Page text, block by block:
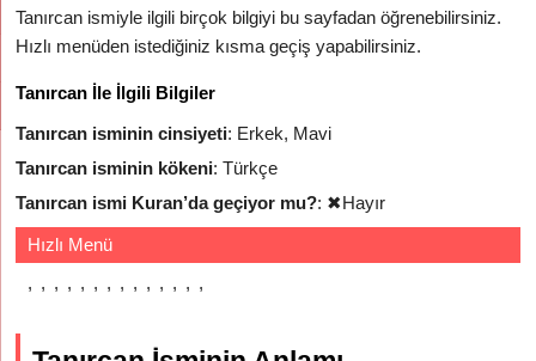
Tanırcan ismiyle ilgili birçok bilgiyi bu sayfadan öğrenebilirsiniz.
Hızlı menüden istediğiniz kısma geçiş yapabilirsiniz.
Tanırcan İle İlgili Bilgiler
Tanırcan isminin cinsiyeti: Erkek, Mavi
Tanırcan isminin kökeni: Türkçe
Tanırcan ismi Kuran’da geçiyor mu?: ✖Hayır
Hızlı Menü